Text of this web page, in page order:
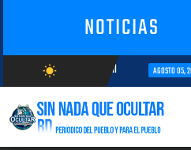
NOTICIAS
wb_sunny
AGOSTO/7/2026
para la aviación civil AGOSTO 05, 2026